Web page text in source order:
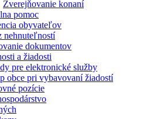
Zverejňovanie konaní
pomoc
obyvateľov
nehnuteľností
dokumentov
a žiadosti
pre elektronické služby
obce pri vybavovaní žiadostí
pozície